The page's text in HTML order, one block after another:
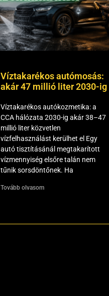
Víztakarékos autómosás:
akár 47 millió liter 2030-ig
Víztakarékos autókozmetika: a
CCA hálózata 2030-ig akár 38–47
millió liter közvetlen
vízfelhasználást kerülhet el Egy
autó tisztításánál megtakarított
vízmennyiség elsőre talán nem
tűnik sorsdöntőnek. Ha
Tovább olvasom